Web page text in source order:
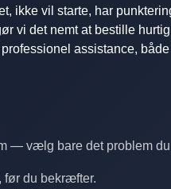
ikke vil starte, har
vi det nemt at bestille
assistance, både
— vælg bare det problem
før du bekræfter.